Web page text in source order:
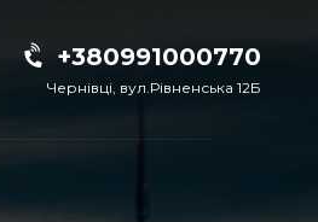
+380991000770
Чернівці, вул.Рівненська 12Б